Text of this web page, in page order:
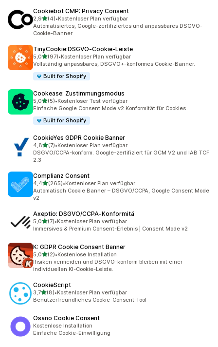
Cookiebot CMP: Privacy Consent
2,9von 5 Sternen
(4)
4 Rezensionen insgesamt
•Kostenloser Plan verfügbar
Automatisiertes, Google-zertifiziertes und anpassbares DSGVO-
Cookie-Banner
TinyCookie:DSGVO‑Cookie‑Leiste
5,0von 5 Sternen
(97)
97 Rezensionen insgesamt
•Kostenloser Plan verfügbar
Vollständig anpassbares, DSGVO+-konformes Cookie-Banner.
Built for Shopify
Cookease: Zustimmungsmodus
5,0von 5 Sternen
(5)
5 Rezensionen insgesamt
•Kostenloser Test verfügbar
Einfache Google Consent Mode v2 Konformität für Cookies
Built for Shopify
CookieYes GDPR Cookie Banner
4,8von 5 Sternen
(7)
7 Rezensionen insgesamt
•Kostenloser Plan verfügbar
DSGVO/CCPA-konform. Google-zertifiziert für GCM V2 und IAB TCF
2.3
Complianz Consent
4,4von 5 Sternen
(265)
265 Rezensionen insgesamt
•Kostenloser Plan verfügbar
Automatisch Cookie Banner – DSGVO/CCPA, Google Consent Mode
v2
Axeptio: DSGVO/CCPA‑Konformitä
5,0von 5 Sternen
(7)
7 Rezensionen insgesamt
•Kostenloser Plan verfügbar
Immersives & Premium Consent-Erlebnis | Consent Mode v2
K: GDPR Cookie Consent Banner
5,0von 5 Sternen
(2)
2 Rezensionen insgesamt
•Kostenlose Installation
Risiken vermeiden und DSGVO-konform bleiben mit einer
individuellen KI-Cookie-Leiste.
CookieScript
3,7von 5 Sternen
(8)
8 Rezensionen insgesamt
•Kostenloser Plan verfügbar
Benutzerfreundliches Cookie-Consent-Tool
Osano Cookie Consent
Kostenlose Installation
Einfache Cookie-Einwilligung